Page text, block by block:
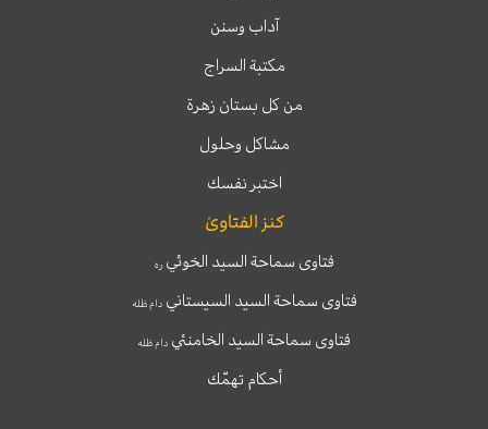
آداب وسنن
مكتبة السراج
من كل بستان زهرة
مشاكل وحلول
اختبر نفسك
كنز الفتاوىٰ
فتاوى سماحة السيد الخوئيره
فتاوى سماحة السيد السيستانيدام ظله
فتاوى سماحة السيد الخامنئي دام ظله
أحكام تهمّك